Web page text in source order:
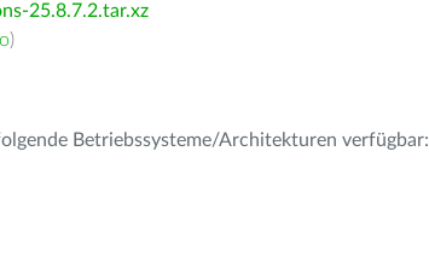
25.8.7.2.tar.xz
)
Betriebssysteme/Architekturen verfügbar: